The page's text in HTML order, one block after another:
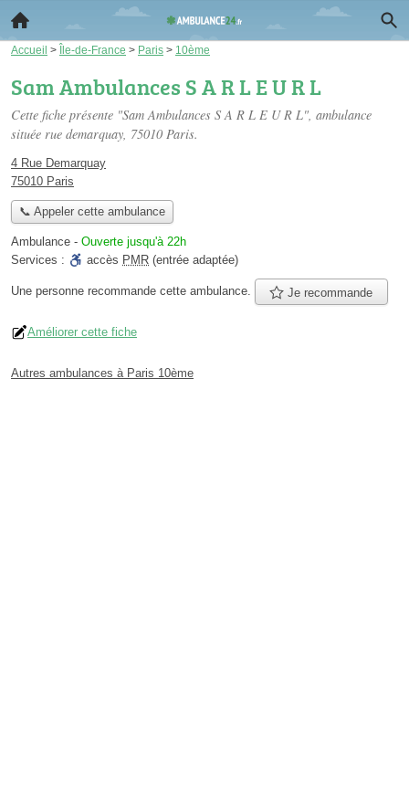
Accueil > Île-de-France > Paris > 10ème
Sam Ambulances S A R L E U R L
Cette fiche présente "Sam Ambulances S A R L E U R L", ambulance
située rue demarquay, 75010 Paris.
4 Rue Demarquay
75010 Paris
📞 Appeler cette ambulance
Ambulance - Ouverte jusqu'à 22h
Services :
accès PMR (entrée adaptée)
Une personne recommande cette ambulance. Je recommande
Améliorer cette fiche
Autres ambulances à Paris 10ème